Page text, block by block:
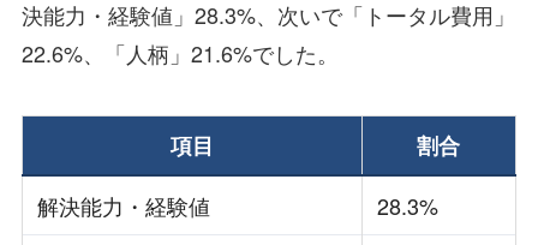
決能力・経験値」28.3%、次いで「トータル費用」
22.6%、「人柄」21.6%でした。
項目
割合
解決能力・経験値
28.3%